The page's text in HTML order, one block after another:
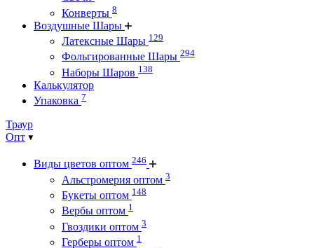
Конверты 8
Воздушные Шары
Латексные Шары 129
Фольгированные Шары 294
Наборы Шаров 138
Калькулятор
Упаковка 7
Траур
Опт
Виды цветов оптом 246
Альстромерия оптом 3
Букеты оптом 148
Вербы оптом 1
Гвоздики оптом 3
Герберы оптом 1